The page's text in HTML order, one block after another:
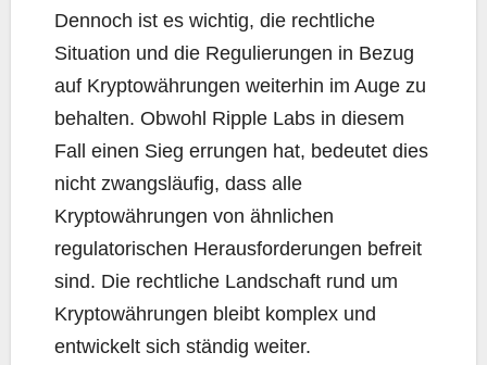
Dennoch ist es wichtig, die rechtliche
Situation und die Regulierungen in Bezug
auf Kryptowährungen weiterhin im Auge zu
behalten. Obwohl Ripple Labs in diesem
Fall einen Sieg errungen hat, bedeutet dies
nicht zwangsläufig, dass alle
Kryptowährungen von ähnlichen
regulatorischen Herausforderungen befreit
sind. Die rechtliche Landschaft rund um
Kryptowährungen bleibt komplex und
entwickelt sich ständig weiter.